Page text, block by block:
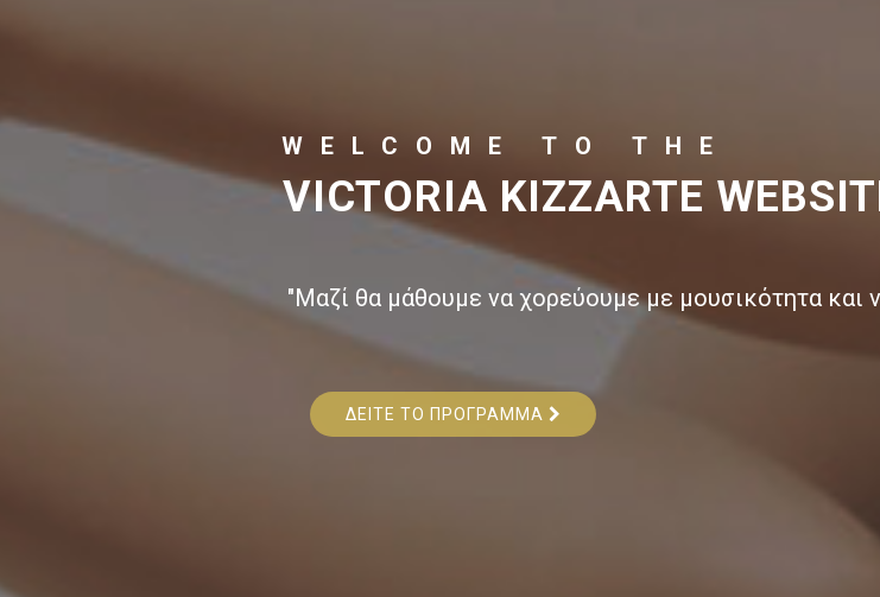
WELCOME TO THE
VICTORIA KIZZARTE
"Μαζί θα μάθουμε να χορεύουμε με μουσικότητα
ΔΕΙΤΕ ΤΟ ΠΡΟΓΡΑΜΜΑ